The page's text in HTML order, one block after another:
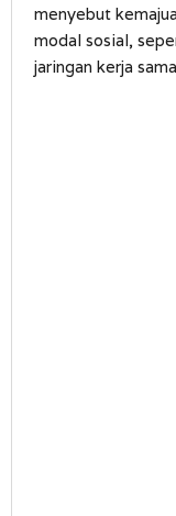
menyebut
modal sosial,
jaringan kerja